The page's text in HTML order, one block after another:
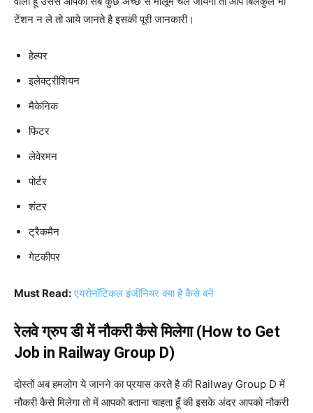
टेंशन न ले तो आये जानते है इसकी पूरी जानकारी।
हेल्पर
इलेक्ट्रीशियन
मैकेनिक
फिटर
लेवेरमन
पोर्टर
शंटर
ट्रैकमैन
गेटकीपर
Must Read: एयरोनॉटिकल इंजीनियर क्या है कैसे बनें
रेलवे ग्रुप डी में नौकरी कैसे मिलेगा (How to Get
Job in Railway Group D)
दोस्तों अब हमलोग ये जानने का प्रयास करते है की Railway Group D में
नौकरी कैसे मिलेगा तो में आपको बताना चाहता हूँ की इसके अंदर आपको नौकरी